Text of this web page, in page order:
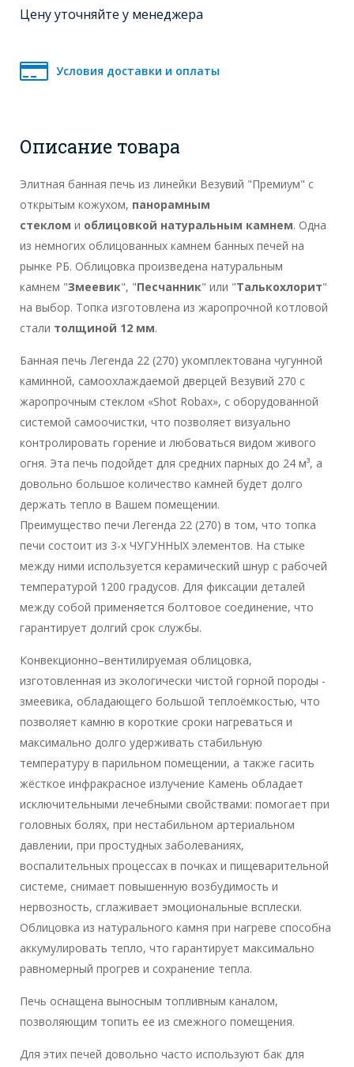
Цену уточняйте у менеджера
Условия доставки и оплаты
Описание товара
Элитная банная печь из линейки Везувий "Премиум" с
открытым кожухом, панорамным
стеклом и облицовкой натуральным камнем. Одна
из немногих облицованных камнем банных печей на
рынке РБ. Облицовка произведена натуральным
камнем "Змеевик", "Песчанник" или "Талькохлорит"
на выбор. Топка изготовлена из жаропрочной котловой
стали толщиной 12 мм.
Банная печь Легенда 22 (270) укомплектована чугунной
каминной, самоохлаждаемой дверцей Везувий 270 с
жаропрочным стеклом «Shot Robax», с оборудованной
системой самоочистки, что позволяет визуально
контролировать горение и любоваться видом живого
огня. Эта печь подойдет для средних парных до 24 м³, а
довольно большое количество камней будет долго
держать тепло в Вашем помещении.
Преимущество печи Легенда 22 (270) в том, что топка
печи состоит из 3-х ЧУГУННЫХ элементов. На стыке
между ними используется керамический шнур с рабочей
температурой 1200 градусов. Для фиксации деталей
между собой применяется болтовое соединение, что
гарантирует долгий срок службы.
Конвекционно–вентилируемая облицовка,
изготовленная из экологически чистой горной породы -
змеевика, обладающего большой теплоёмкостью, что
позволяет камню в короткие сроки нагреваться и
максимально долго удерживать стабильную
температуру в парильном помещении, а также гасить
жёсткое инфракрасное излучение Камень обладает
исключительными лечебными свойствами: помогает при
головных болях, при нестабильном артериальном
давлении, при простудных заболеваниях,
воспалительных процессах в почках и пищеварительной
системе, снимает повышенную возбудимость и
нервозность, сглаживает эмоциональные всплески.
Облицовка из натурального камня при нагреве способна
аккумулировать тепло, что гарантирует максимально
равномерный прогрев и сохранение тепла.
Печь оснащена выносным топливным каналом,
позволяющим топить ее из смежного помещения.
Для этих печей довольно часто используют бак для